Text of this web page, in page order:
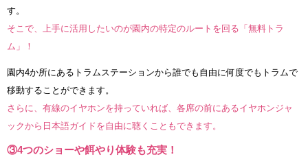
す。
そこで、上手に活用したいのが園内の特定のルートを回る「無料トラ
ム」！
園内4か所にあるトラムステーションから誰でも自由に何度でもトラムで
移動することができます。
さらに、有線のイヤホンを持っていれば、各席の前にあるイヤホンジャ
ックから日本語ガイドを自由に聴くこともできます。
③4つのショーや餌やり体験も充実！